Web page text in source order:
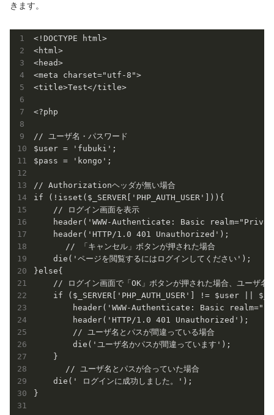
きます。
<!DOCTYPE html>
<html>
<head>
<meta charset="utf-8">
<title>Test</title>
<?php
// ユーザ名・パスワード
$user = 'fubuki';
$pass = 'kongo';
// Authorizationヘッダが無い場合
if (!isset($_SERVER['PHP_AUTH_USER'])){
    // ログイン画面を表示
header('WWW-Authenticate: Basic
    header('HTTP/1.0 401 Unauthorized');
// 「キャンセル」ボタンが押された場合
    die('ページを閲覧するにはログインしてください');
}else{
// ログイン画面で「OK」ボタンが押された場合、ユーザ名
if ($_SERVER['PHP_AUTH_USER'] != $user ||
header('WWW-Authenticate: Basic
        header('HTTP/1.0 401 Unauthorized');
        die('ユーザ名かパスが間違っています');
    }
// ユーザ名とパスが合っていた場合
    die(' ログインに成功しました。');
}